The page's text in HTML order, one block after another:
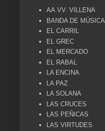
AA.VV. VILLENA
BANDA DE MÚSICA
EL CARRIL
EL GREC
EL MERCADO
EL RABAL
LA ENCINA
LA PAZ
LA SOLANA
LAS CRUCES
LAS PEÑICAS
LAS VIRTUDES